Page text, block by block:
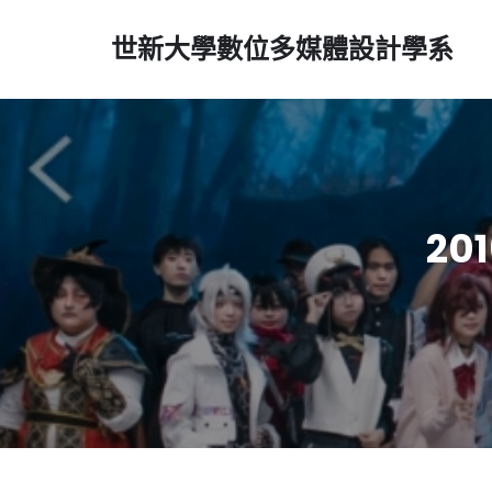
世新大學數位多媒體設計學系